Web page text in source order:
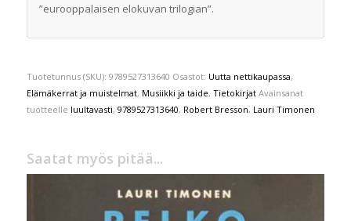
”eurooppalaisen elokuvan trilogian”.
Tuotetunnus (SKU): 9789527313640 Osastot: Uutta nettikaupassa,
Elämäkerrat ja muistelmat, Musiikki ja taide, Tietokirjat Avainsanat
tuotteelle luultavasti, 9789527313640, Robert Bresson, Lauri Timonen
Saatat myös pitää...